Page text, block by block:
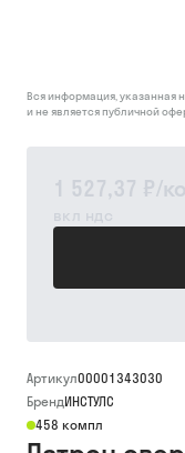
1 527,37 ₽/
вкл ндс
Вся информация, указанная
и не является публичной
Артикул00001343030
БрендИНСТУЛС
458 компл